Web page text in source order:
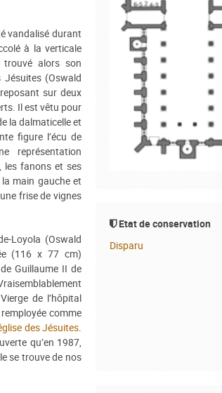
Etat de conservation
Disparu
vandalisé durant
à la verticale
alors son
Jésuites (Oswald
sur deux
Il est vêtu pour
la dalmaticelle et
figure l’écu de
représentation
les fanons et ses
main gauche et
frise de vignes
Loyola (Oswald
(116 x 77 cm)
Guillaume II de
de l’hôpital
comme
des Jésuites.
qu’en 1987,
se trouve de nos